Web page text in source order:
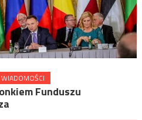
WIADOMOŚCI
Funduszu